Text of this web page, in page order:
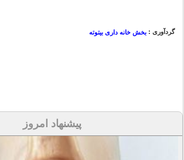
گردآوری : بخش خانه داری بیتوته
پیشنهاد امروز